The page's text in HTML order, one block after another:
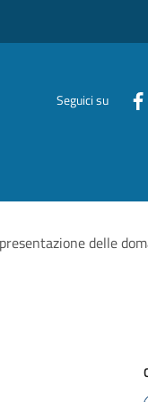
Seguici su
delle